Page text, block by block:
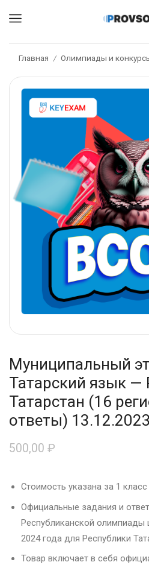
Главная / Олимпиады и
Муниципальный
Татарский язык —
Татарстан (16
ответы) 13.12.2023
500,00 ₽
Стоимость указана за 1 класс
Официальные задания и
Республиканской
2024 года для Республики
Товар включает в себя